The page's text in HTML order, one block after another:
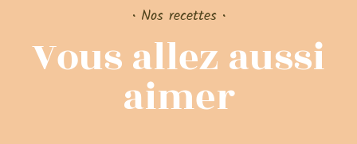
• Nos recettes •
Vous allez aussi
aimer